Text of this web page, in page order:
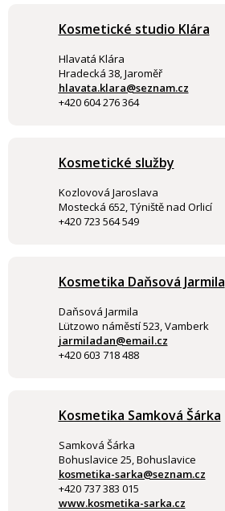
Kosmetické studio Klára
Hlavatá Klára
Hradecká 38, Jaroměř
hlavata.klara@seznam.cz
+420 604 276 364
Kosmetické služby
Kozlovová Jaroslava
Mostecká 652, Týniště nad Orlicí
+420 723 564 549
Kosmetika Daňsová Jarmila
Daňsová Jarmila
Lützowo náměstí 523, Vamberk
jarmiladan@email.cz
+420 603 718 488
Kosmetika Samková Šárka
Samková Šárka
Bohuslavice 25, Bohuslavice
kosmetika-sarka@seznam.cz
+420 737 383 015
www.kosmetika-sarka.cz